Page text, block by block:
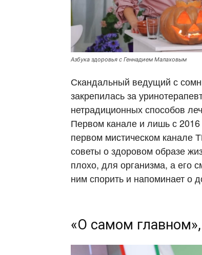
Азбука здоровья с Геннадием Малаховым
Скандальный ведущий с
закрепилась за
нетрадиционных способов
Первом канале и лишь с
первом мистическом канале
советы о здоровом образе
плохо, для организма, а его
ним спорить и напоминает о
«О самом